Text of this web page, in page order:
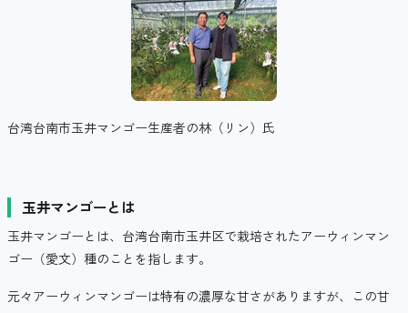
台湾台南市玉井マンゴー生産者の林（リン）氏
玉井マンゴーとは
玉井マンゴーとは、台湾台南市玉井区で栽培されたアーウィンマン
ゴー（愛文）種のことを指します。
元々アーウィンマンゴーは特有の濃厚な甘さがありますが、この甘